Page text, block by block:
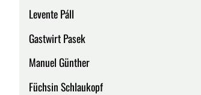
Levente Páll
Gastwirt Pasek
Manuel Günther
Füchsin Schlaukopf